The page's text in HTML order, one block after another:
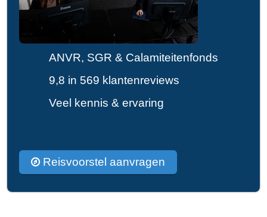
ANVR, SGR & Calamiteitenfonds
9,8 in 569 klantenreviews
Veel kennis & ervaring
Reisvoorstel aanvragen